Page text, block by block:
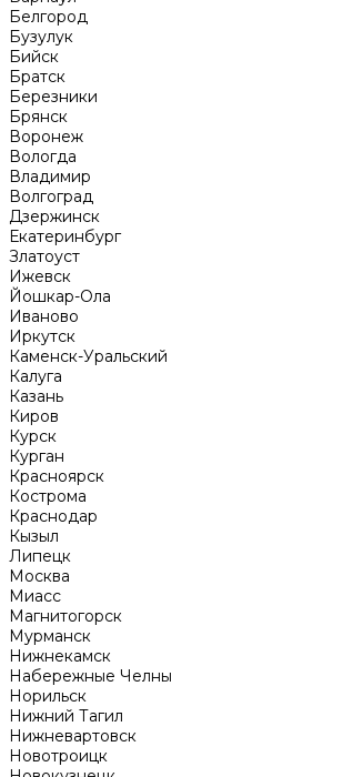
Белгород
Бузулук
Бийск
Братск
Березники
Брянск
Воронеж
Вологда
Владимир
Волгоград
Дзержинск
Екатеринбург
Златоуст
Ижевск
Йошкар-Ола
Иваново
Иркутск
Каменск-Уральский
Калуга
Казань
Киров
Курск
Курган
Красноярск
Кострома
Краснодар
Кызыл
Липецк
Москва
Миасс
Магнитогорск
Мурманск
Нижнекамск
Набережные Челны
Норильск
Нижний Тагил
Нижневартовск
Новотроицк